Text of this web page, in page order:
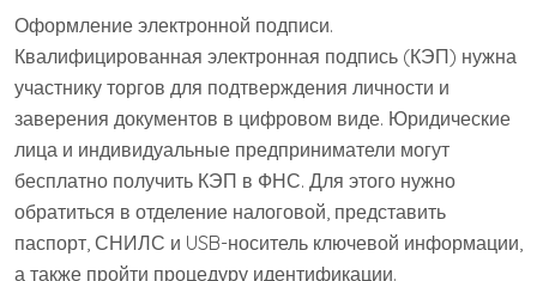
Оформление электронной подписи.
Квалифицированная электронная подпись (КЭП) нужна
участнику торгов для подтверждения личности и
заверения документов в цифровом виде. Юридические
лица и индивидуальные предприниматели могут
бесплатно получить КЭП в ФНС. Для этого нужно
обратиться в отделение налоговой, представить
паспорт, СНИЛС и USB-носитель ключевой информации,
а также пройти процедуру идентификации.